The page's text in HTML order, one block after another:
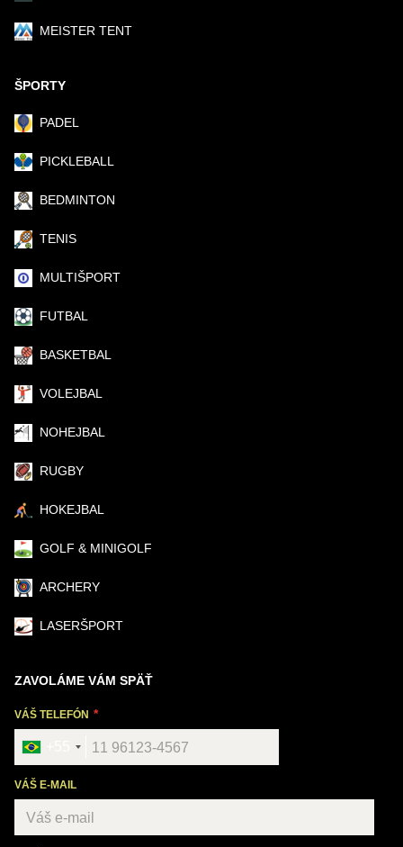
MEISTER TENT
ŠPORTY
PADEL
PICKLEBALL
BEDMINTON
TENIS
MULTIŠPORT
FUTBAL
BASKETBAL
VOLEJBAL
NOHEJBAL
RUGBY
HOKEJBAL
GOLF & MINIGOLF
ARCHERY
LASERŠPORT
ZAVOLÁME VÁM SPÄŤ
VÁŠ TELEFÓN
VÁŠ E-MAIL